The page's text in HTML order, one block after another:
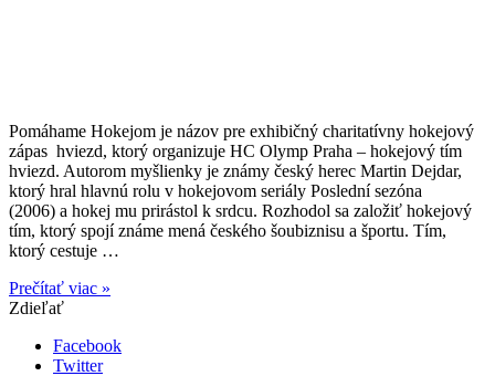
Pomáhame Hokejom je názov pre exhibičný charitatívny hokejový
zápas hviezd, ktorý organizuje HC Olymp Praha – hokejový tím
hviezd. Autorom myšlienky je známy český herec Martin Dejdar,
ktorý hral hlavnú rolu v hokejovom seriály Poslední sezóna
(2006) a hokej mu prirástol k srdcu. Rozhodol sa založiť hokejový
tím, ktorý spojí známe mená českého šoubiznisu a športu. Tím,
ktorý cestuje …
Prečítať viac »
Zdieľať
Facebook
Twitter